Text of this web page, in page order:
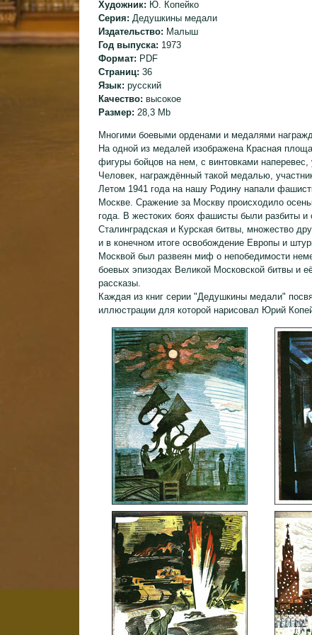
Художник: Ю. Копейко
Серия: Дедушкины медали
Издательство: Малыш
Год выпуска: 1973
Формат: PDF
Страниц: 36
Язык: русский
Качество: высокое
Размер: 28,3 Mb
Многими боевыми орденами и медалями
На одной из медалей изображена Красная
фигуры бойцов на нем, с винтовками
Человек, награждённый такой медалью,
Летом 1941 года на нашу Родину напали
Москве. Сражение за Москву происходило
года. В жестоких боях фашисты были разбиты и
Сталинградская и Курская битвы, множество
и в конечном итоге освобождение Европы и
Москвой был развеян миф о непобедимости
боевых эпизодах Великой Московской битвы и
рассказы.
Каждая из книг серии "Дедушкины медали"
иллюстрации для которой нарисовал Юрий